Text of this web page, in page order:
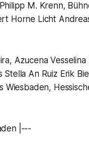
M. Krenn,
Horne Licht
Azucena Vesselina
An Ruiz Erik
Wiesbaden,
|---